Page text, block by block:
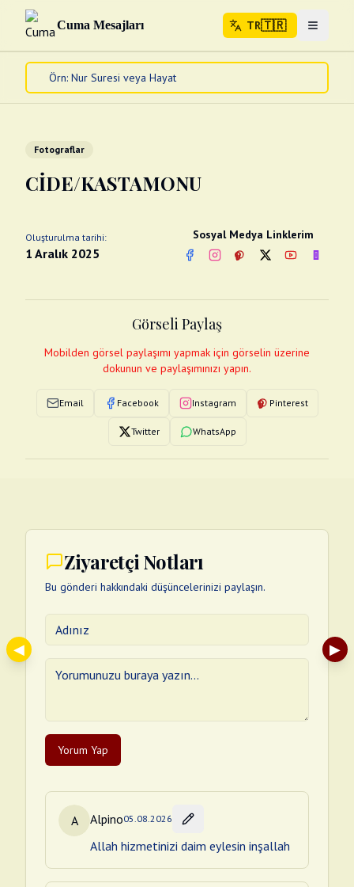
Cuma Mesajları TR🇹🇷 Menuyu
Ana Sayfa
Çeşitli Kartlar
Videolar
Namaz Videoları
Fotograflar
CİDE/KASTAMONU
Oluşturulma tarihi:
1 Aralık 2025
Sosyal Medya Linklerim
FacebookInstagram
PinterestTwitterYouTube
Görseli Paylaş
Mobilden görsel paylaşımı yapmak için görselin üzerine
dokunun ve paylaşımınızı yapın.
Email Facebook Instagram Pinterest
Twitter WhatsApp
Ziyaretçi Notları
Bu gönderi hakkındaki düşüncelerinizi paylaşın.
Yorum Yap
A Alpino05.08.2026
Allah hizmetinizi daim eylesin inşallah
◀ ▶